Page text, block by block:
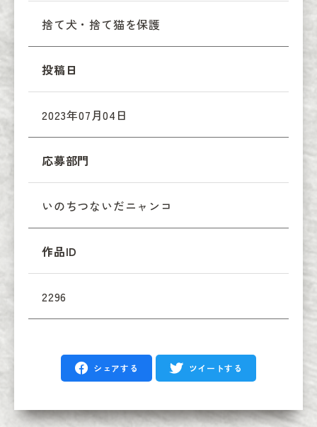
捨て犬・捨て猫を保護
投稿日
2023年07月04日
応募部門
いのちつないだニャンコ
作品ID
2296
シェアする ツイートする